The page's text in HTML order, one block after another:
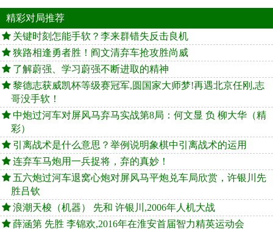
精彩对局推荐
关键时刻怎能手软？李来群错失反击良机
狭路相逢勇者胜！阎文清弃车抢攻胜尚威
了解蔚强、学习蔚强不断进取的精神
黎德志获威凯杯等级赛冠军,圆国家大师梦!再遇北京任刚,志
哥没手软！
中炮过河车对屏风马弃马实战第8局：何文显 负 柳大华（精
彩）
引离战术是什么意思？举例说明象棋中引离战术的运用
连弃车马炮用一兵捉将，弃的真妙！
五六炮过河车退窝心炮对屏风马平炮兑车局欣赏，许银川先
胜吕钦
浪潮天梭（机器） 先和 许银川,2006年人机大战
薛涵第 先胜 李锦欢,2016年在淮安首届智力精英运动会